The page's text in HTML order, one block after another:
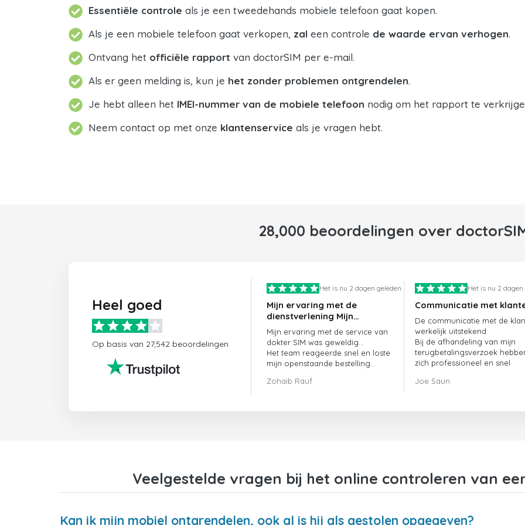
Essentiële controle als je een tweedehands mobiele telefoon gaat kopen.
Als je een mobiele telefoon gaat verkopen, zal een controle de waarde ervan verhogen.
Ontvang het officiële rapport van doctorSIM per e-mail.
Als er geen melding is, kun je het zonder problemen ontgrendelen.
Je hebt alleen het IMEI-nummer van de mobiele telefoon nodig om het rapport te
Neem contact op met onze klantenservice als je vragen hebt.
28,000 beoordelingen over
Heel goed
Op basis van 27,542 beoordelingen
Het is nu 2 dagen geleden
Mijn ervaring met de
dienstverlening Mijn
ervaring met de
dienstverlening van
doctorSIM was geweldig.
Mijn ervaring met de service van
dokter SIM was geweldig...
Het team reageerde snel en loste
mijn openstaande bestelling
Al met al was het een geweldige
Zohaib Rauf
Het is nu 2 dagen
Communicatie met
De communicatie met de
werkelijk uitstekend
Bij de afhandeling van mijn
terugbetalingsverzoek
zich professioneel en snel
opgelost
Joe Saun
Veelgestelde vragen bij het online controleren van
Kan ik mijn mobiel ontgrendelen, ook al is hij als gestolen opgegeven?